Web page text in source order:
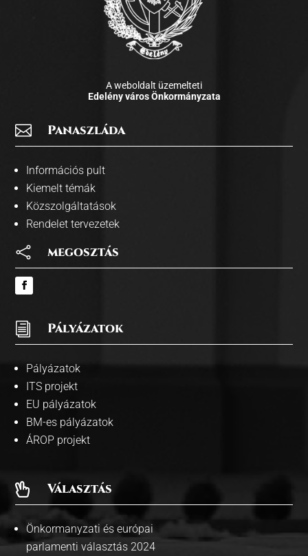
A weboldalt üzemelteti
Edelény város Önkormányzata
 Panaszláda
Információs pult
Kiemelt témák
Közszolgáltatások
Rendelet tervezetek
 megosztás
i Pályázatok
Pályázatok
ITS projekt
EU pályázatok
BM-es pályázatok
ÁROP projekt
 Választás
Önkormanyzati és európai
parlamenti választás 2024